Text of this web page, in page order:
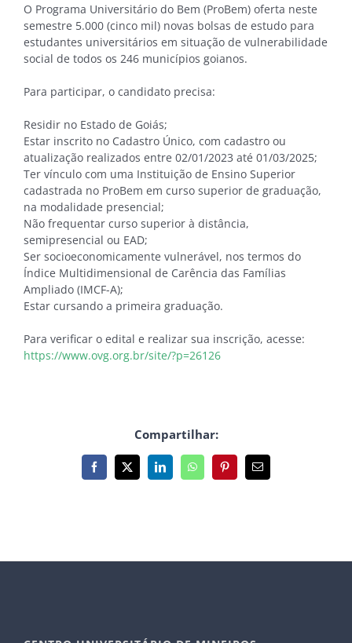
O Programa Universitário do Bem (ProBem) oferta neste
semestre 5.000 (cinco mil) novas bolsas de estudo para
estudantes universitários em situação de vulnerabilidade
social de todos os 246 municípios goianos.
Para participar, o candidato precisa:
Residir no Estado de Goiás;
Estar inscrito no Cadastro Único, com cadastro ou
atualização realizados entre 02/01/2023 até 01/03/2025;
Ter vínculo com uma Instituição de Ensino Superior
cadastrada no ProBem em curso superior de graduação,
na modalidade presencial;
Não frequentar curso superior à distância,
semipresencial ou EAD;
Ser socioeconomicamente vulnerável, nos termos do
Índice Multidimensional de Carência das Famílias
Ampliado (IMCF-A);
Estar cursando a primeira graduação.
Para verificar o edital e realizar sua inscrição, acesse:
https://www.ovg.org.br/site/?p=26126
Compartilhar:
Facebook
X LinkedInWhatsAppPinterest
E-
mail